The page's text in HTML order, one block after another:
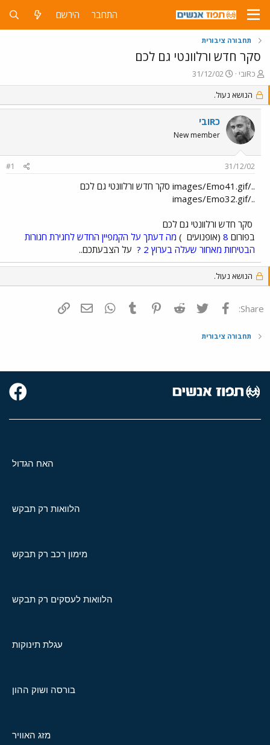
התחבר הירשם
תחבורה ציבורית
סקר חדש ורלוונטי גם לכם
פ
ו
ת
ח
נ
כRובי
פ
ו
ר
ס
31/12/02
הנושא נעול.
כRובי
New member
31/12/02
#1
../images/Emo41.gif סקר חדש ורלוונטי גם לכם
../images/Emo32.gif
סקר חדש ורלוונטי גם לכם
בפורום 8 (אופנועים ) מה דעתך על הקמפיין החדש לחגירת חגורות
הבטיחות מאחור שעלה בערוץ 2 ?
על הצבעתכם..
הנושא נעול.
Share: פייסבוק Twitter
Reddit
Pinterest
Tumblr
WhatsAppדואר אלקטרוני
תחבורה ציבורית
האח הגדול
הלוואות רק תבקש
מימון רכב רק תבקש
הלוואות לעסקים רק תבקש
עגלת תינוקות
בורסה ושוק ההון
מזג האוויר